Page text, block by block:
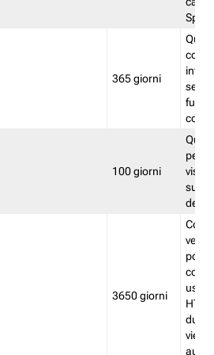
Split
365 giorni
100 giorni
su
3650 giorni
viene